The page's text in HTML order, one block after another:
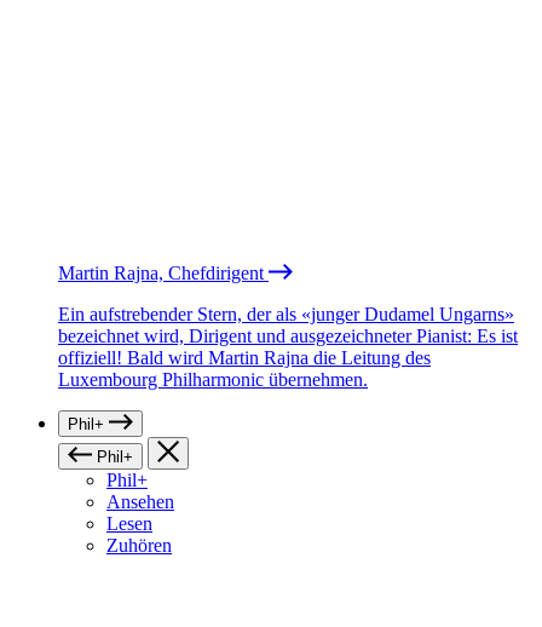
Martin Rajna, Chefdirigent
Ein aufstrebender Stern, der als «junger Dudamel Ungarns»
bezeichnet wird, Dirigent und ausgezeichneter Pianist: Es ist
offiziell! Bald wird Martin Rajna die Leitung des
Luxembourg Philharmonic übernehmen.
Phil+
Phil+
Phil+
Ansehen
Lesen
Zuhören